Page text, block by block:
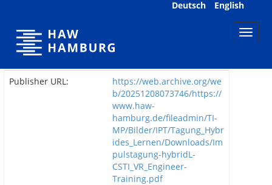
Deutsch English
Publisher URL:
https://web.archive.org/we
b/20251208073746/https://
www.haw-
hamburg.de/fileadmin/TI-
MP/Bilder/IPT/Tagung_Hybr
ides_Lernen/Downloads/Im
pulstagung-hybridL-
CSTI_VR_Engineer-
Training.pdf